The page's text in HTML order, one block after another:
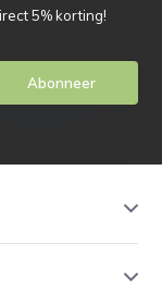
5% korting!
Abonneer